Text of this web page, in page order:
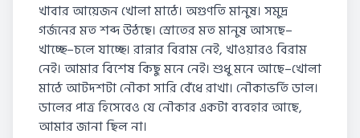
খাবার আয়েজন খোলা মাঠে। অগুণতি মানুষ। সমুদ্র
গর্জনের মত শব্দ উঠছে। স্রোতের মত মানুষ আসছে–
খাচ্ছে–চলে যাচ্ছে। রান্নার বিরাম নেই, খাওয়ারও বিরাম
নেই। আমার বিশেষ কিছু মনে নেই। শুধু মনে আছে–খোলা
মাঠে আটদশটা নৌকা সারি বেঁধে রাখা। নৌকাভর্তি ডাল।
ডালের পাত্র হিসেবেও যে নৌকার একটা ব্যবহার আছে,
আমার জানা ছিল না।